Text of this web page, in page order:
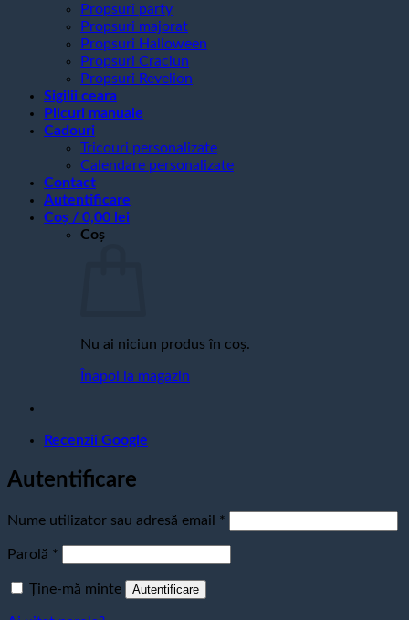
Propsuri party
Propsuri majorat
Propsuri Halloween
Propsuri Craciun
Propsuri Revelion
Sigilii ceara
Plicuri manuale
Cadouri
Tricouri personalizate
Calendare personalizate
Contact
Autentificare
Coș / 0,00 lei
Coș
Nu ai niciun produs în coș.
Înapoi la magazin
Recenzii Google
Autentificare
Nume utilizator sau adresă email *
Parolă *
Ține-mă minte Autentificare